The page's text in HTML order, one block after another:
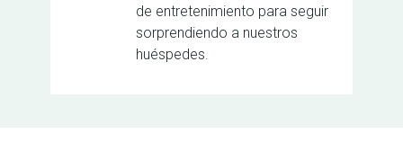
de entretenimiento para seguir
sorprendiendo a nuestros
huéspedes.